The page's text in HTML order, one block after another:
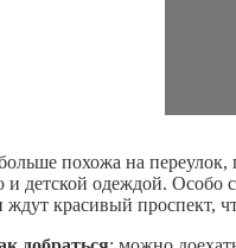
похожа на
и детской одеждой.
ждут красивый проспект,